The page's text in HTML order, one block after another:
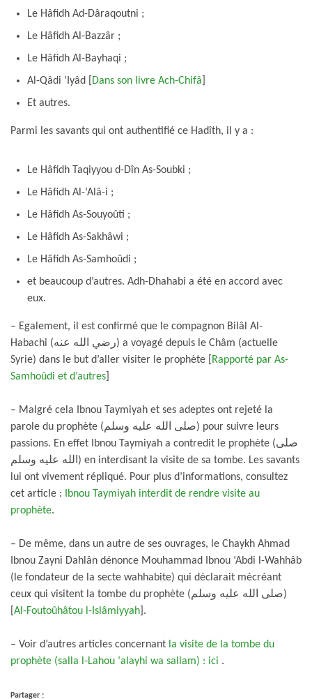
Le Hâfidh Ad-Dâraqoutni ;
Le Hâfidh Al-Bazzâr ;
Le Hâfidh Al-Bayhaqi ;
Al-Qâdi ‘Iyâd [
Dans son livre Ach-Chifâ
Et autres.
Parmi les savants qui ont authentifié ce Hadîth, il y a :
Le Hâfidh Taqiyyou d-Dîn As-Soubki ;
Le Hâfidh Al-‘Alâ-i ;
Le Hâfidh As-Souyoûti ;
Le Hâfidh As-Sakhâwi ;
Le Hâfidh As-Samhoûdi ;
et beaucoup d’autres. Adh-Dhahabi a été en accord avec
eux.
– Egalement, il est confirmé que le compagnon Bilâl Al-
Habachi (رضي الله عنه) a voyagé depuis le Châm (actuelle
Syrie) dans le but d’aller visiter le prophète [
Rapporté par As-
Samhoûdi et d’autres
– Malgré cela Ibnou Taymiyah et ses adeptes ont rejeté la
parole du prophète (صلى الله عليه وسلم) pour suivre leurs
passions. En effet Ibnou Taymiyah a contredit le prophète (صلى
الله عليه وسلم) en interdisant la visite de sa tombe. Les savants
lui ont vivement répliqué. Pour plus d’informations, consultez
cet article :
Ibnou Taymiyah interdit de rendre visite au
prophète.
– De même, dans un autre de ses ouvrages, le Chaykh Ahmad
Ibnou Zayni Dahlân dénonce Mouhammad Ibnou ‘Abdi l-Wahhâb
(le fondateur de la secte wahhabite) qui déclarait mécréant
ceux qui visitent la tombe du prophète (صلى الله عليه وسلم)
Al-Foutoûhâtou l-Islâmiyyah ].
– Voir d’autres articles concernant la visite de la tombe du
prophète (salla l-Lahou ‘alayhi wa sallam) : ici .
Partager :